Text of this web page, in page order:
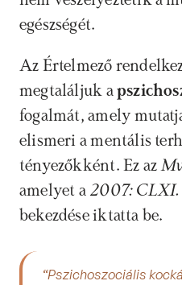
egészségét.
Az Értelmező
megtaláljuk a
fogalmát, amely
elismeri a mentális
tényezőkként. Ez az
amelyet a
bekezdése iktatta be.
“Pszichoszociális